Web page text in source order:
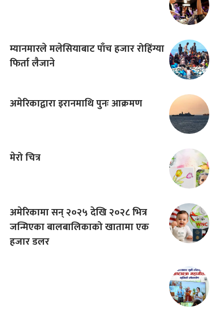
म्यानमारले मलेसियाबाट पाँच हजार रोहिंग्या
फिर्ता लैजाने
अमेरिकाद्वारा इरानमाथि पुनः आक्रमण
मेरो चित्र
अमेरिकामा सन् २०२५ देखि २०२८ भित्र
जन्मिएका बालबालिकाको खातामा एक
हजार डलर